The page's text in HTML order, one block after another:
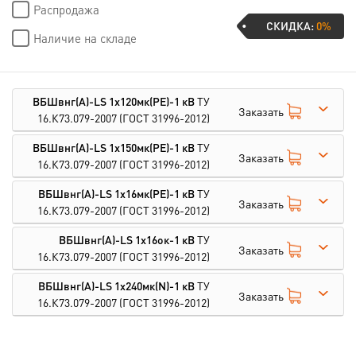
Распродажа
Наличие на складе
СКИДКА:0%
ВБШвнг(А)-LS 1х120мк(PE)-1 кВТУ
16.К73.079-2007 (ГОСТ 31996-2012) Заказать
ВБШвнг(А)-LS 1х150мк(PE)-1 кВТУ
16.К73.079-2007 (ГОСТ 31996-2012) Заказать
ВБШвнг(А)-LS 1х16мк(PE)-1 кВТУ
16.К73.079-2007 (ГОСТ 31996-2012) Заказать
ВБШвнг(А)-LS 1х16ок-1 кВТУ
16.К73.079-2007 (ГОСТ 31996-2012) Заказать
ВБШвнг(А)-LS 1х240мк(N)-1 кВТУ
16.К73.079-2007 (ГОСТ 31996-2012) Заказать